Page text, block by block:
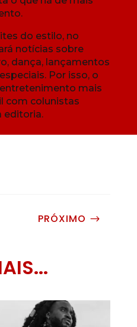
do estilo, no
notícias sobre
dança, lançamentos
Por isso, o
mais
com colunistas
editoria.
PRÓXIMO $